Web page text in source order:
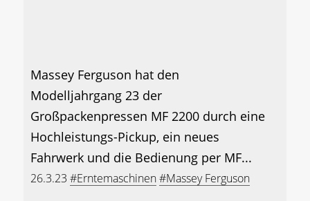
Massey Ferguson hat den
Modelljahrgang 23 der
Großpackenpressen MF 2200 durch eine
Hochleistungs-Pickup, ein neues
Fahrwerk und die Bedienung per MF...
26.3.23 #Erntemaschinen#Massey Ferguson